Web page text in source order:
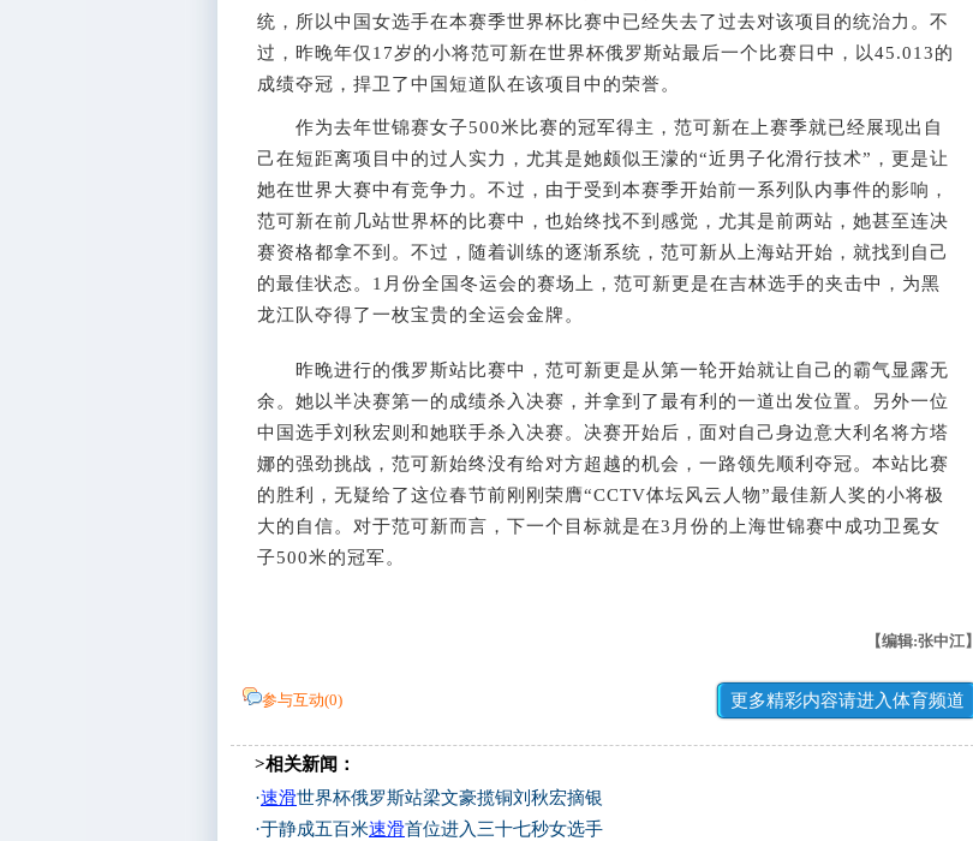
统，所以中国女选手在本赛季世界杯比赛中已经失去了过去对该项目的统治力。不
过，昨晚年仅17岁的小将范可新在世界杯俄罗斯站最后一个比赛日中，以45.013的
成绩夺冠，捍卫了中国短道队在该项目中的荣誉。
作为去年世锦赛女子500米比赛的冠军得主，范可新在上赛季就已经展现出自
己在短距离项目中的过人实力，尤其是她颇似王濛的“近男子化滑行技术”，更是让
她在世界大赛中有竞争力。不过，由于受到本赛季开始前一系列队内事件的影响，
范可新在前几站世界杯的比赛中，也始终找不到感觉，尤其是前两站，她甚至连决
赛资格都拿不到。不过，随着训练的逐渐系统，范可新从上海站开始，就找到自己
的最佳状态。1月份全国冬运会的赛场上，范可新更是在吉林选手的夹击中，为黑
龙江队夺得了一枚宝贵的全运会金牌。
昨晚进行的俄罗斯站比赛中，范可新更是从第一轮开始就让自己的霸气显露无
余。她以半决赛第一的成绩杀入决赛，并拿到了最有利的一道出发位置。另外一位
中国选手刘秋宏则和她联手杀入决赛。决赛开始后，面对自己身边意大利名将方塔
娜的强劲挑战，范可新始终没有给对方超越的机会，一路领先顺利夺冠。本站比赛
的胜利，无疑给了这位春节前刚刚荣膺“CCTV体坛风云人物”最佳新人奖的小将极
大的自信。对于范可新而言，下一个目标就是在3月份的上海世锦赛中成功卫冕女
子500米的冠军。
【编辑:张中江】
参与互动(0) 更多精彩内容请进入体育频道
>相关新闻：
·速滑世界杯俄罗斯站梁文豪揽铜刘秋宏摘银
·于静成五百米速滑首位进入三十七秒女选手